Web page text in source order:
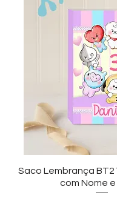
Saco Lembrança
com Nome